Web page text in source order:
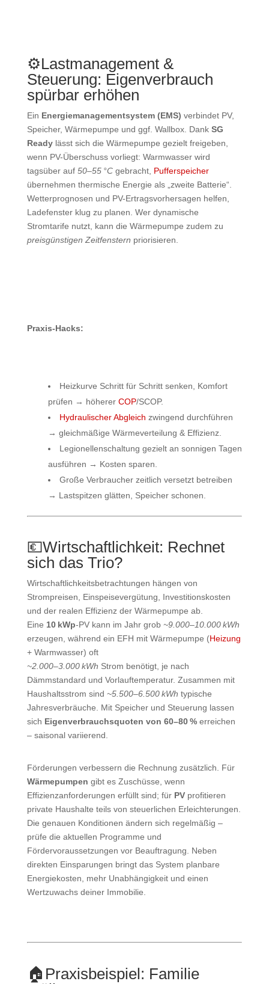
⚙️Lastmanagement &
Steuerung: Eigenverbrauch
spürbar erhöhen
Ein Energiemanagementsystem (EMS) verbindet PV,
Speicher, Wärmepumpe und ggf. Wallbox. Dank SG
Readylässt sich die Wärmepumpe gezielt freigeben,
wenn PV-Überschuss vorliegt: Warmwasser wird
tagsüber auf 50–55 °Cgebracht, Pufferspeicher
übernehmen thermische Energie als „zweite Batterie“.
Wetterprognosen und PV-Ertragsvorhersagen helfen,
Ladefenster klug zu planen. Wer dynamische
Stromtarife nutzt, kann die Wärmepumpe zudem zu
preisgünstigen Zeitfenstern priorisieren.
Praxis-Hacks:
Heizkurve Schritt für Schritt senken, Komfort
prüfen → höherer COP/SCOP.
Hydraulischer Abgleich zwingend durchführen
→ gleichmäßige Wärmeverteilung & Effizienz.
Legionellenschaltung gezielt an sonnigen Tagen
ausführen → Kosten sparen.
Große Verbraucher zeitlich versetzt betreiben
→ Lastspitzen glätten, Speicher schonen.
💶Wirtschaftlichkeit: Rechnet
sich das Trio?
Wirtschaftlichkeitsbetrachtungen hängen von
Strompreisen, Einspeisevergütung, Investitionskosten
und der realen Effizienz der Wärmepumpe ab.
Eine 10 kWp-PV kann im Jahr grob ~9.000–10.000 kWh
erzeugen, während ein EFH mit Wärmepumpe (Heizung
+ Warmwasser) oft
~2.000–3.000 kWh Strom benötigt, je nach
Dämmstandard und Vorlauftemperatur. Zusammen mit
Haushaltsstrom sind ~5.500–6.500 kWh typische
Jahresverbräuche. Mit Speicher und Steuerung lassen
sich Eigenverbrauchsquoten von 60–80 %erreichen
– saisonal variierend.
Förderungen verbessern die Rechnung zusätzlich. Für
Wärmepumpen gibt es Zuschüsse, wenn
Effizienzanforderungen erfüllt sind; für PVprofitieren
private Haushalte teils von steuerlichen Erleichterungen.
Die genauen Konditionen ändern sich regelmäßig –
prüfe die aktuellen Programme und
Fördervoraussetzungen vor Beauftragung. Neben
direkten Einsparungen bringt das System planbare
Energiekosten, mehr Unabhängigkeit und einen
Wertzuwachs deiner Immobilie.
🏠 Praxisbeispiel: Familie